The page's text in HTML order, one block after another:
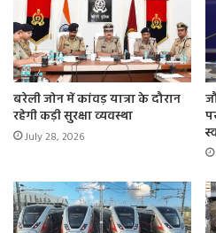
बरेली जोन में कांवड़ यात्रा के दौरान
रहेगी कड़ी सुरक्षा व्यवस्था
July 28, 2026